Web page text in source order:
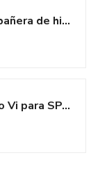
Skystuff 6 filtros de bañera de hidromasaje, cartucho de filtro de...
POOLPURE Filtro Tipo Vi para SPA y bañera de hidromasaje sustituye a...